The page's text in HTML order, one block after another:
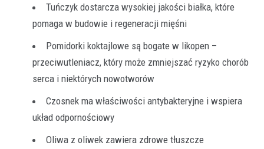
Tuńczyk dostarcza wysokiej jakości białka, które
pomaga w budowie i regeneracji mięśni
Pomidorki koktajlowe są bogate w likopen –
przeciwutleniacz, który może zmniejszać ryzyko chorób
serca i niektórych nowotworów
Czosnek ma właściwości antybakteryjne i wspiera
układ odpornościowy
Oliwa z oliwek zawiera zdrowe tłuszcze